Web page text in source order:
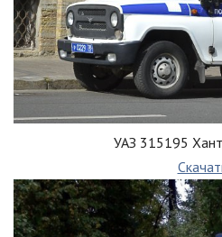
УАЗ 315195